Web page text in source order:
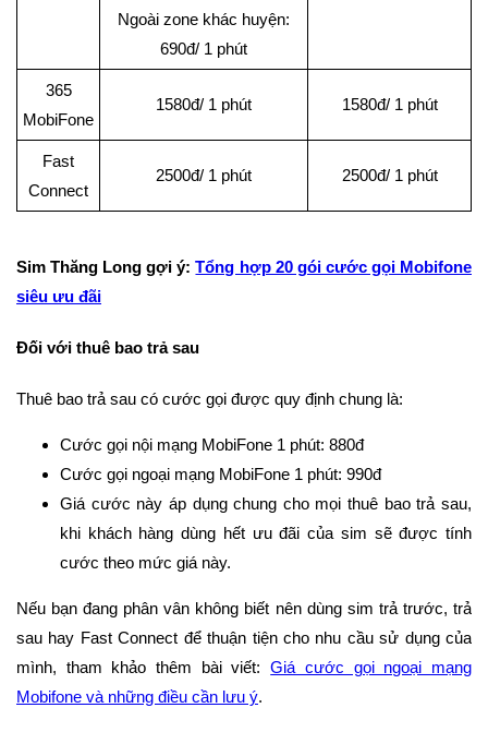
Ngoài zone khác huyện:
690đ/ 1 phút
365
MobiFone
1580đ/ 1 phút 1580đ/ 1 phút
Fast
Connect
2500đ/ 1 phút 2500đ/ 1 phút
Sim Thăng Long gợi ý:Tổng hợp 20 gói cước gọi Mobifone
siêu ưu đãi
Đối với thuê bao trả sau
Thuê bao trả sau có cước gọi được quy định chung là:
Cước gọi nội mạng MobiFone 1 phút: 880đ
Cước gọi ngoại mạng MobiFone 1 phút: 990đ
Giá cước này áp dụng chung cho mọi thuê bao trả sau,
khi khách hàng dùng hết ưu đãi của sim sẽ được tính
cước theo mức giá này.
Nếu bạn đang phân vân không biết nên dùng sim trả trước, trả
sau hay Fast Connect để thuận tiện cho nhu cầu sử dụng của
mình, tham khảo thêm bài viết:Giá cước gọi ngoại mạng
Mobifone và những điều cần lưu ý.